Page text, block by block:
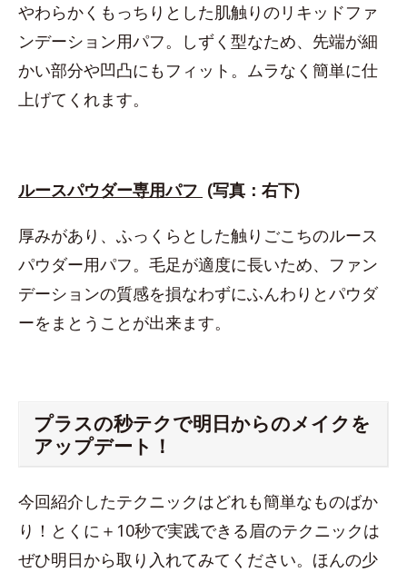
やわらかくもっちりとした肌触りのリキッドファ
ンデーション用パフ。しずく型なため、先端が細
かい部分や凹凸にもフィット。ムラなく簡単に仕
上げてくれます。
ルースパウダー専用パフ (写真：右下)
厚みがあり、ふっくらとした触りごこちのルース
パウダー用パフ。毛足が適度に長いため、ファン
デーションの質感を損なわずにふんわりとパウダ
ーをまとうことが出来ます。
プラスの秒テクで明日からのメイクを
アップデート！
今回紹介したテクニックはどれも簡単なものばか
り！とくに＋10秒で実践できる眉のテクニックは
ぜひ明日から取り入れてみてください。ほんの少